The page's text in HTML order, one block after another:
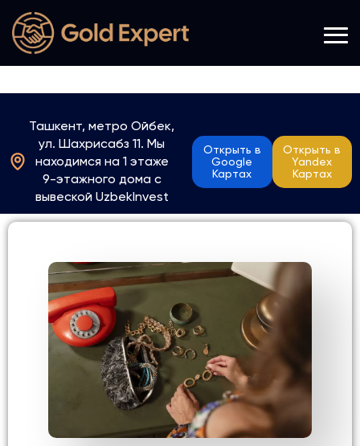
Ташкент, метро Ойбек,
ул. Шахрисабз 11. Мы
находимся на 1 этаже
9-этажного дома с
вывеской UzbekInvest
Открыть в
Google
Картах
Открыть в
Yandex
Картах